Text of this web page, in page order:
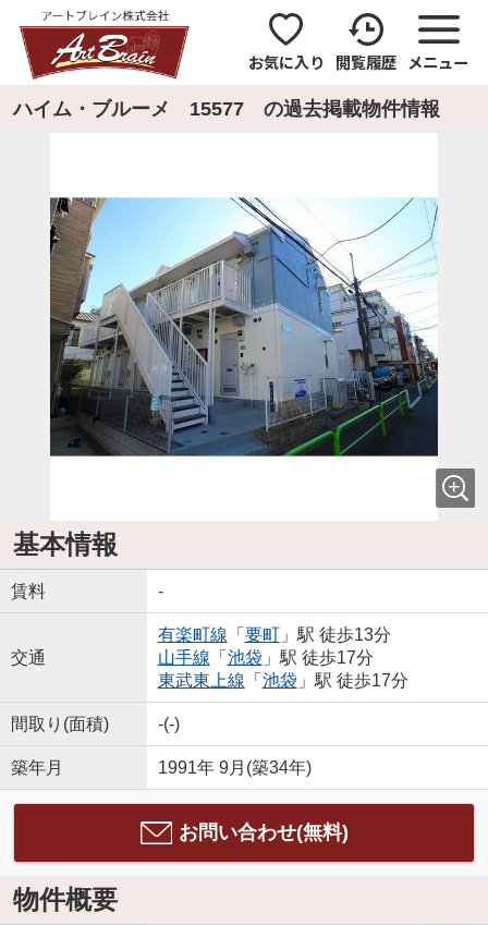
お気に入り 閲覧履歴 メニュー
ハイム・ブルーメ 15577 の過去掲載物件情報
基本情報
賃料 -
交通
有楽町線 「 要町」駅 徒歩13分
山手線 「 池袋 」駅 徒歩17分
東武東上線 「 池袋 」駅 徒歩17分
間取り(面積) -(-)
築年月 1991年 9月(築34年)
お問い合わせ(無料)
物件概要